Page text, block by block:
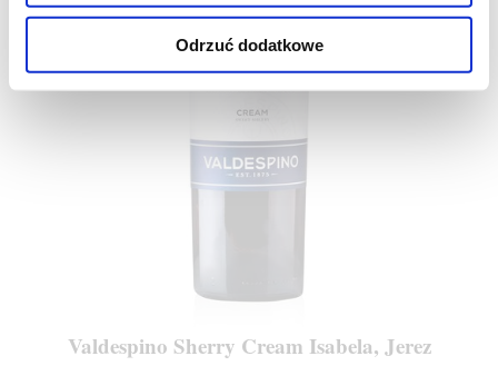
Odrzuć dodatkowe
Valdespino Sherry Cream Isabela, Jerez